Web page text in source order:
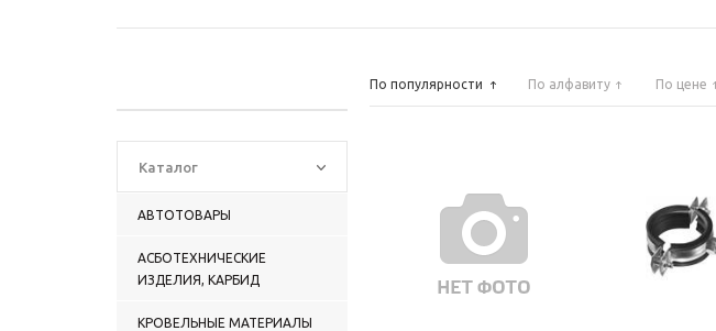
Каталог
АВТОТОВАРЫ
АСБОТЕХНИЧЕСКИЕ
ИЗДЕЛИЯ, КАРБИД
КРОВЕЛЬНЫЕ МАТЕРИАЛЫ
По популярности По алфавиту По цене